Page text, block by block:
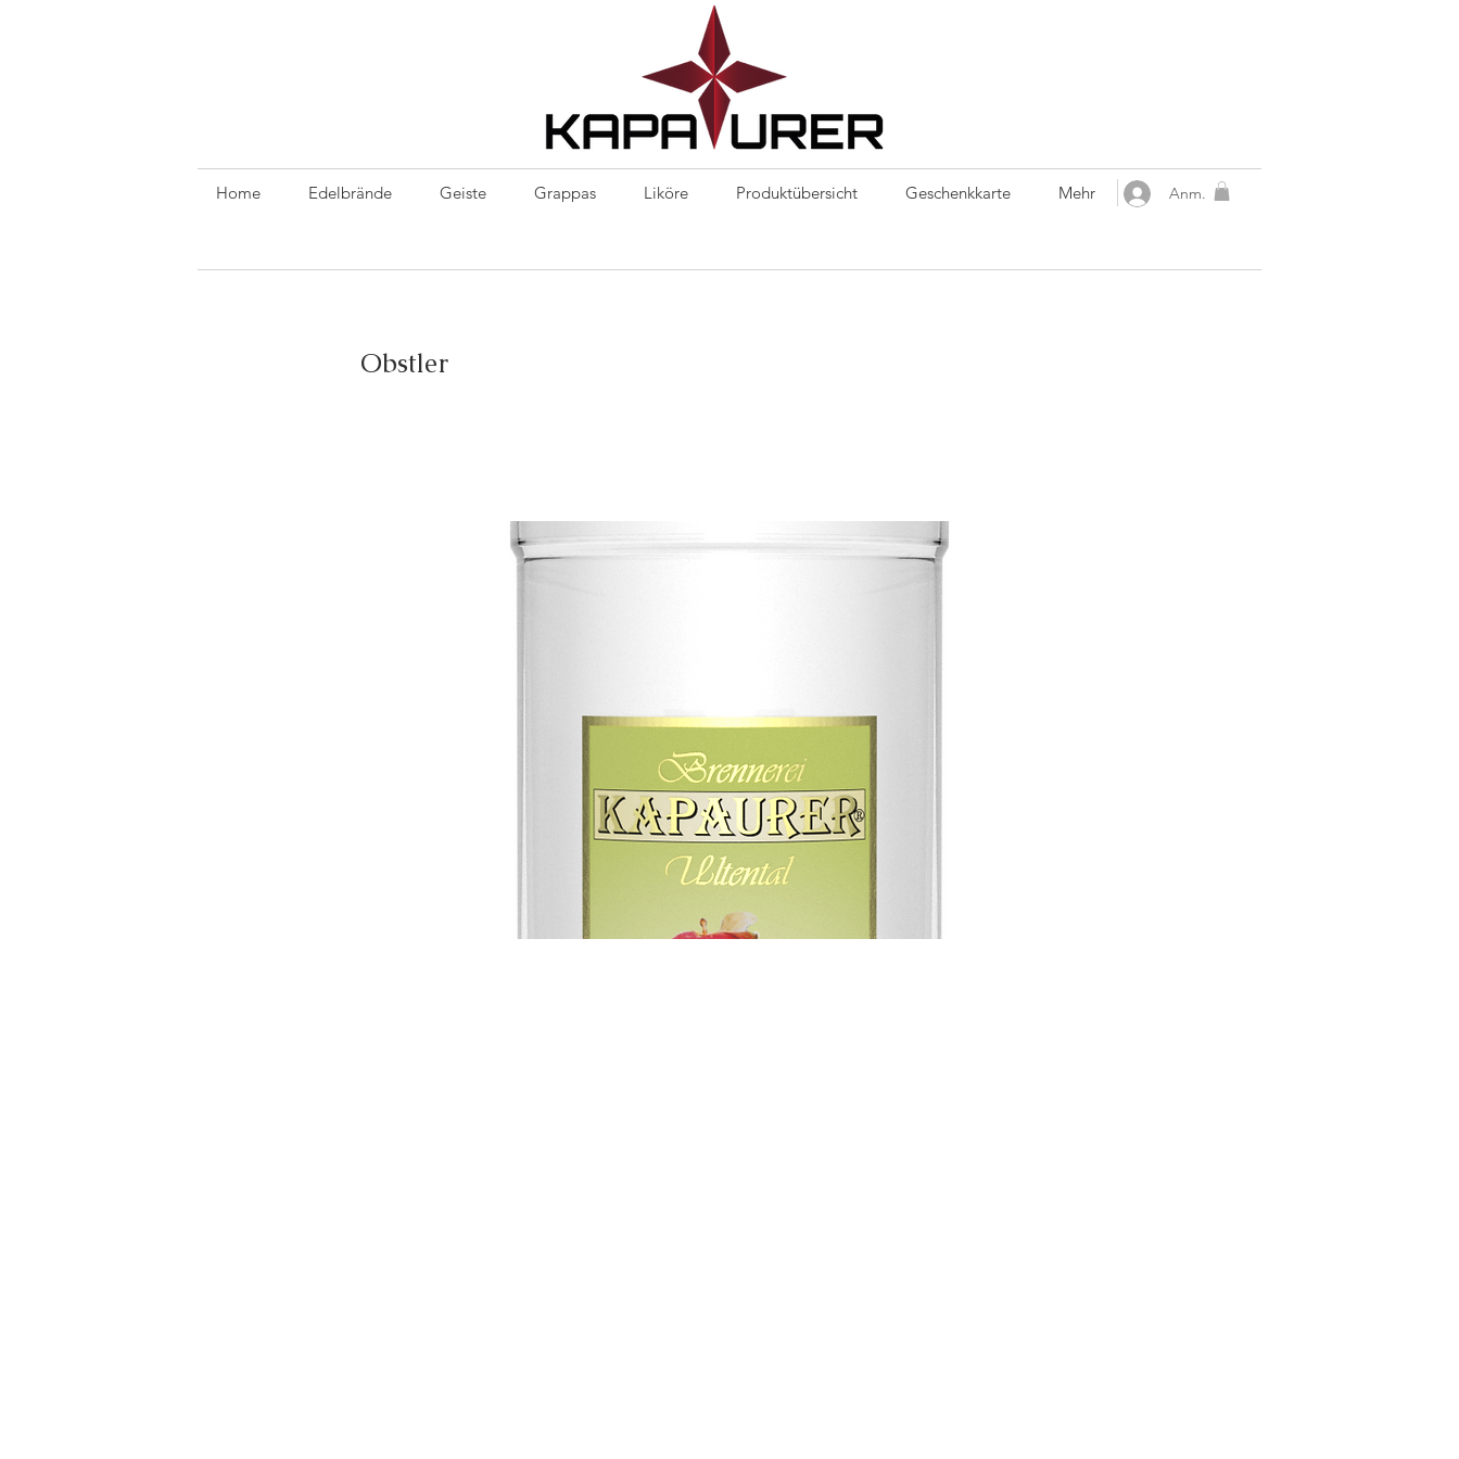
Anm.
Home Edelbrände Geiste Grappas Liköre Produktübersicht Geschenkkarte Mehr
Obstler